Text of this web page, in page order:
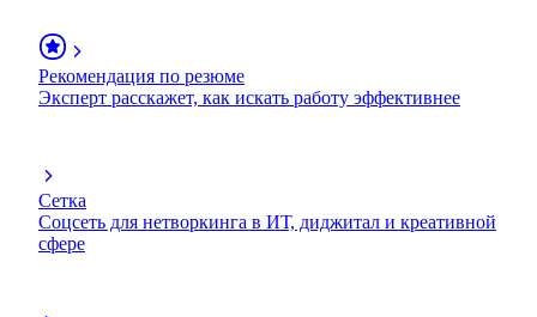
Рекомендация по резюме
Эксперт расскажет, как искать работу эффективнее
Сетка
Соцсеть для нетворкинга в ИТ, диджитал и креативной
сфере